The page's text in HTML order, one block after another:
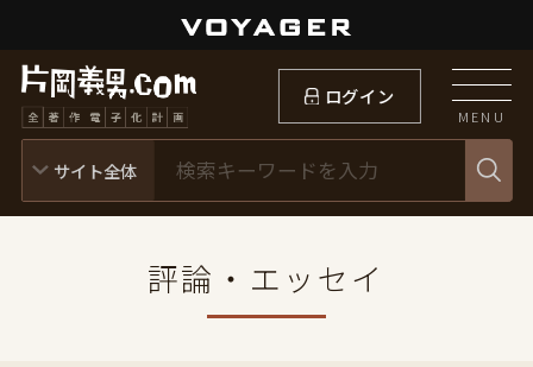
ログイン
MENU
評論・エッセイ